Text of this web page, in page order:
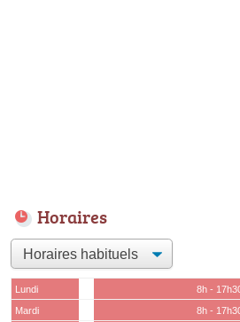
Horaires
Lundi
8h -
Mardi
8h -